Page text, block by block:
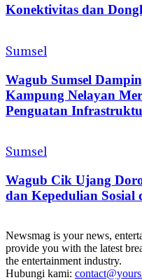
Konektivitas dan
Sumsel
Wagub Sumsel
Kampung Nelayan
Penguatan
Sumsel
Wagub Cik Ujang
dan Kepedulian
Newsmag is your news,
provide you with the latest
the entertainment industry.
Hubungi kami: